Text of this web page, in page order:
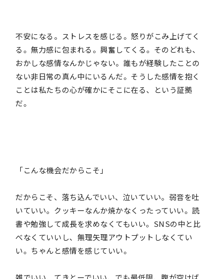
不安になる。ストレスを感じる。怒りがこみ上げてく
る。無力感に包まれる。興奮してくる。そのどれも、
おかしな感情なんかじゃない。誰もが経験したことの
ない非日常の真ん中にいるんだ。そうした感情を抱く
ことは私たちの心が確かにそこに在る、という証拠
だ。
「こんな機会だからこそ」
だからこそ、落ち込んでいい、泣いていい。弱音を吐
いていい。クッキーなんか焼かなくったっていい。読
書や勉強して成長を求めなくてもいい。SNSの中と比
べなくていいし、無理矢理アウトプットしなくてい
い。ちゃんと感情を感じていい。